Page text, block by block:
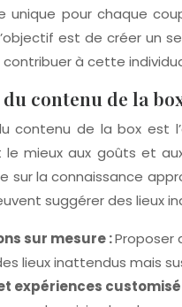
unique pour chaque
est de créer un
à cette
contenu de la
contenu de la box est
le mieux aux goûts et
sur la connaissance
suggérer des lieux
sur mesure :Proposer
lieux inattendus mais
expériences